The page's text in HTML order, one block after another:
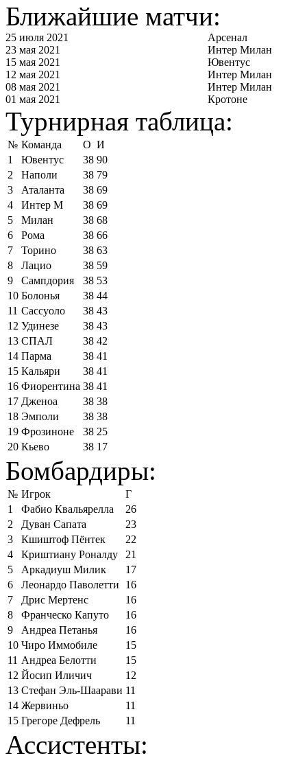
Ближайшие матчи:
25 июля 2021
Арсенал
23 мая 2021
Интер Милан
15 мая 2021
Ювентус
12 мая 2021
Интер Милан
08 мая 2021
Интер Милан
01 мая 2021
Кротоне
Турнирная таблица:
№ Команда О И
1
Ювентус 38 90
2
Наполи 38 79
3
Аталанта 38 69
4
Интер М 38 69
5
Милан 38 68
6
Рома 38 66
7
Торино 38 63
8
Лацио 38 59
9
Сампдория 38 53
10 Болонья 38 44
11 Сассуоло 38 43
12 Удинезе 38 43
13 СПАЛ 38 42
14 Парма 38 41
15 Кальяри 38 41
16 Фиорентина 38 41
17 Дженоа 38 38
18 Эмполи 38 38
19 Фрозиноне 38 25
20 Кьево 38 17
Бомбардиры:
№ Игрок
Г
1
Фабио Квальярелла
26
2
Дуван Сапата
23
3
Кшиштоф Пёнтек
22
4
Криштиану Роналду
21
5
Аркадиуш Милик
17
6
Леонардо Паволетти
16
7
Дрис Мертенс
16
8
Франческо Капуто
16
9
Андреа Петанья
16
10 Чиро Иммобиле
15
11 Андреа Белотти
15
12 Йосип Иличич
12
13 Стефан Эль-Шаарави 11
14 Жервиньо
11
15 Грегоре Дефрель 11
Ассистенты: